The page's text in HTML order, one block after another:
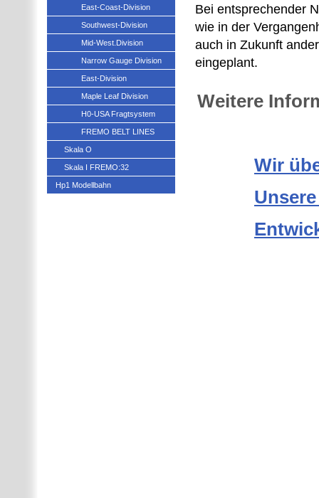
Bei entsprechender
wie in der
auch in Zukunft
eingeplant.
Weitere
Wir
East-Coast-Division
Southwest-Division
Mid-West.Division
Narrow Gauge Division
East-Division
Maple Leaf Division
H0-USA Fragtsystem
FREMO BELT LINES
Skala O
Skala I FREMO:32
Hp1 Modellbahn